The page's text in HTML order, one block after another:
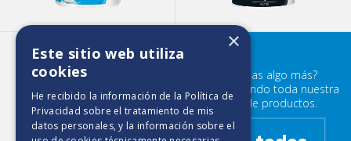
Elite Maxirollo 250 HD
¿Buscabas algo más?
Prueba mirando toda nuestra
familia de productos.
×
Este sitio web utiliza
cookies
He recibido la información de la Política de
Privacidad sobre el tratamiento de mis
datos personales, y la información sobre el